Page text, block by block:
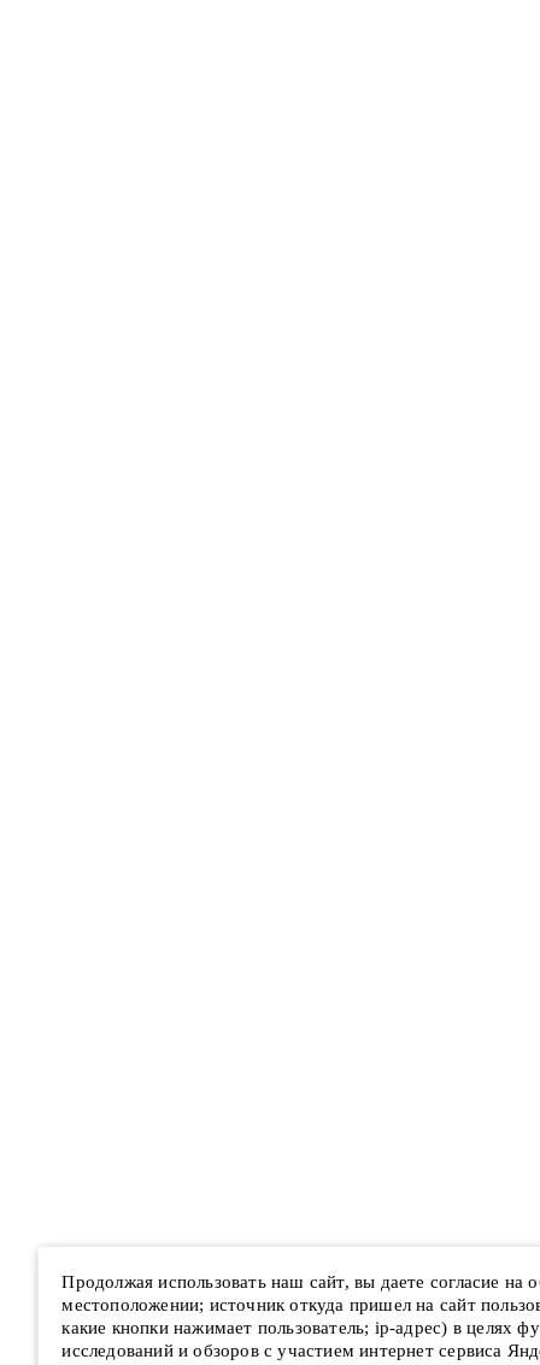
Продолжая использовать наш сайт, вы даете согласие на
местоположении; источник откуда пришел на сайт
какие кнопки нажимает пользователь; ip-адрес) в целях
исследований и обзоров с участием интернет сервиса